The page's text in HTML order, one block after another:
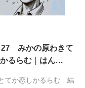
27 みかの原わきて
るらむ｜はん…
てか恋しかるらむ 結